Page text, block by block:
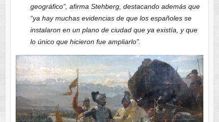
geográfico”, afirma Stehberg, destacando además que
“ya hay muchas evidencias de que los españoles se
instalaron en un plano de ciudad que ya existía, y que
lo único que hicieron fue ampliarlo”.